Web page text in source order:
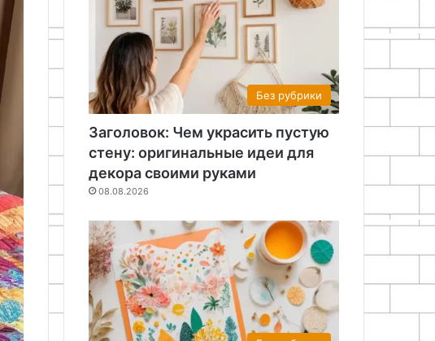
Без рубрики
Заголовок: Чем украсить пустую
стену: оригинальные идеи для
декора своими руками
08.08.2026